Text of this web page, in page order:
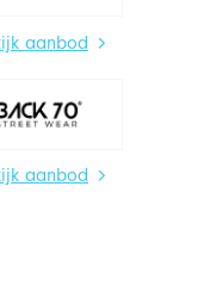
aanbod
aanbod